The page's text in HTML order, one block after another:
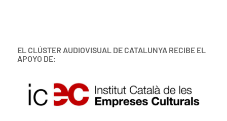
EL CLÚSTER AUDIOVISUAL DE CATALUNYA RECIBE EL
APOYO DE: